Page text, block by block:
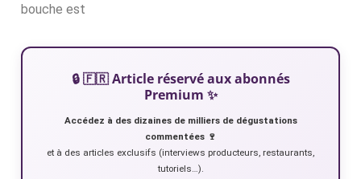
bouche est
🔒 🇫🇷 Article réservé aux abonnés
Premium ✨
Accédez à des dizaines de milliers de dégustations
commentées 🍷
et à des articles exclusifs (interviews producteurs, restaurants,
tutoriels…).